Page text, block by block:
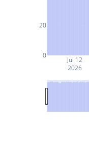
Jul 12
2026
0
20